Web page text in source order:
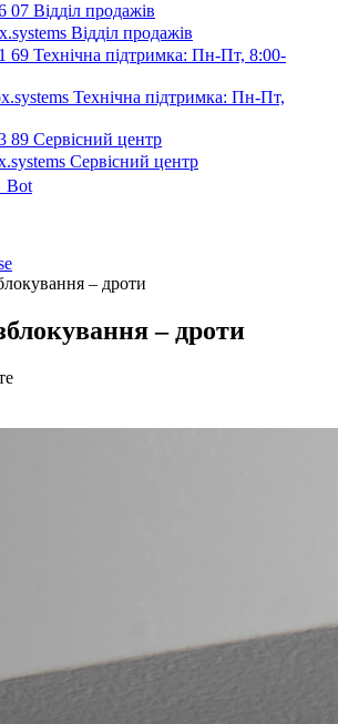
07 Відділ продажів
Відділ продажів
69 Технічна підтримка: Пн-Пт, 8:00-
Технічна підтримка: Пн-Пт,
89 Сервісний центр
Сервісний центр
– дроти
– дроти